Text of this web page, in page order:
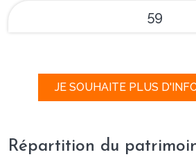
59
JE SOUHAITE PLUS
Répartition du